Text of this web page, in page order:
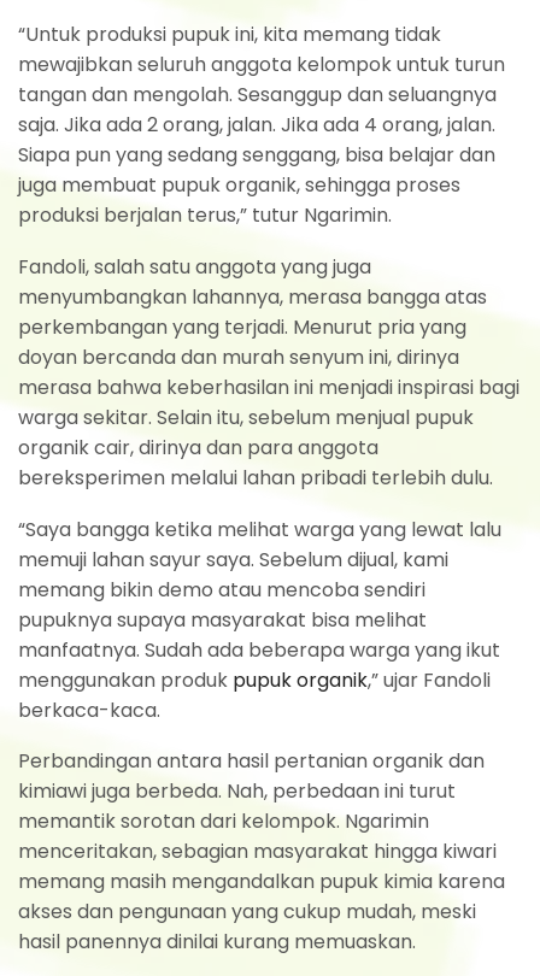
“Untuk produksi pupuk ini, kita memang tidak
mewajibkan seluruh anggota kelompok untuk turun
tangan dan mengolah. Sesanggup dan seluangnya
saja. Jika ada 2 orang, jalan. Jika ada 4 orang, jalan.
Siapa pun yang sedang senggang, bisa belajar dan
juga membuat pupuk organik, sehingga proses
produksi berjalan terus,” tutur Ngarimin.
Fandoli, salah satu anggota yang juga
menyumbangkan lahannya, merasa bangga atas
perkembangan yang terjadi. Menurut pria yang
doyan bercanda dan murah senyum ini, dirinya
merasa bahwa keberhasilan ini menjadi inspirasi bagi
warga sekitar. Selain itu, sebelum menjual pupuk
organik cair, dirinya dan para anggota
bereksperimen melalui lahan pribadi terlebih dulu.
“Saya bangga ketika melihat warga yang lewat lalu
memuji lahan sayur saya. Sebelum dijual, kami
memang bikin demo atau mencoba sendiri
pupuknya supaya masyarakat bisa melihat
manfaatnya. Sudah ada beberapa warga yang ikut
menggunakan produk pupuk organik,” ujar Fandoli
berkaca-kaca.
Perbandingan antara hasil pertanian organik dan
kimiawi juga berbeda. Nah, perbedaan ini turut
memantik sorotan dari kelompok. Ngarimin
menceritakan, sebagian masyarakat hingga kiwari
memang masih mengandalkan pupuk kimia karena
akses dan pengunaan yang cukup mudah, meski
hasil panennya dinilai kurang memuaskan.